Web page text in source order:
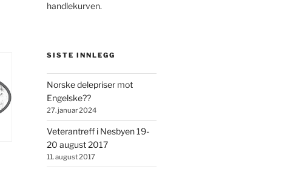
handlekurven.
SISTE INNLEGG
Norske delepriser mot
Engelske??
27. januar 2024
Veterantreff i Nesbyen 19-
20 august 2017
11. august 2017